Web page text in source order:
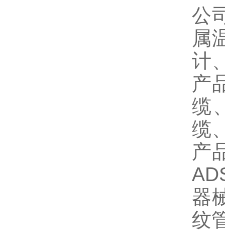
公
属
计
产
缆
缆
产
器
纹